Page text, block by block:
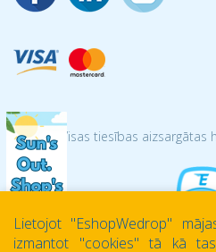
© 2026 Visas tiesības aizsargātas
Lietojot ''EshopWedrop''
izmantot ''cookies'' tā kā